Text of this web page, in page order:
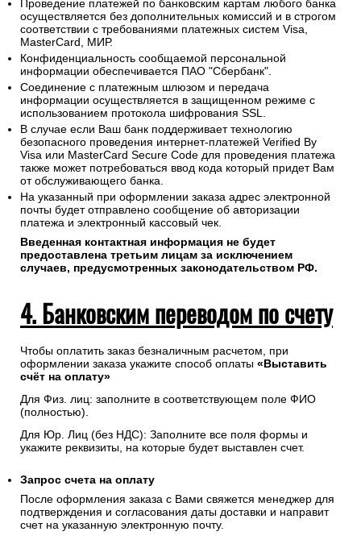
Проведение платежей по банковским картам любого банка
осуществляется без дополнительных комиссий и в строгом
соответствии с требованиями платежных систем Visa,
MasterCard, МИР.
Конфиденциальность сообщаемой персональной
информации обеспечивается ПАО "Сбербанк".
Соединение с платежным шлюзом и передача
информации осуществляется в защищенном режиме с
использованием протокола шифрования SSL.
В случае если Ваш банк поддерживает технологию
безопасного проведения интернет-платежей Verified By
Visa или MasterCard Secure Code для проведения платежа
также может потребоваться ввод кода который придет Вам
от обслуживающего банка.
На указанный при оформлении заказа адрес электронной
почты будет отправлено сообщение об авторизации
платежа и электронный кассовый чек.
Введенная контактная информация не будет
предоставлена третьим лицам за исключением
случаев, предусмотренных законодательством РФ.
4. Банковским переводом по счету
Чтобы оплатить заказ безналичным расчетом, при
оформлении заказа укажите способ оплаты «Выставить
счёт на оплату»
Для Физ. лиц: заполните в соответствующем поле ФИО
(полностью).
Для Юр. Лиц (без НДС): Заполните все поля формы и
укажите реквизиты, на которые будет выставлен счет.
Запрос счета на оплату
После оформления заказа с Вами свяжется менеджер для
подтверждения и согласования даты доставки и направит
счет на указанную электронную почту.